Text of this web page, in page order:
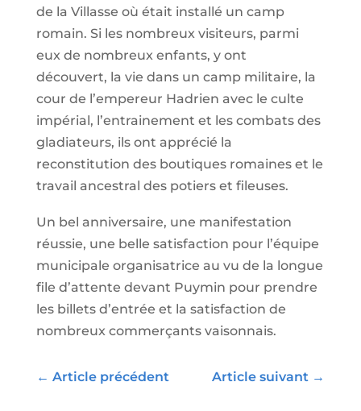
de la Villasse où était installé un camp
romain. Si les nombreux visiteurs, parmi
eux de nombreux enfants, y ont
découvert, la vie dans un camp militaire, la
cour de l’empereur Hadrien avec le culte
impérial, l’entrainement et les combats des
gladiateurs, ils ont apprécié la
reconstitution des boutiques romaines et le
travail ancestral des potiers et fileuses.
Un bel anniversaire, une manifestation
réussie, une belle satisfaction pour l’équipe
municipale organisatrice au vu de la longue
file d’attente devant Puymin pour prendre
les billets d’entrée et la satisfaction de
nombreux commerçants vaisonnais.
← Article précédent Article suivant →